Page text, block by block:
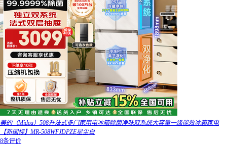
美的（Midea）508升法式多门家用电冰箱除菌净味双系统大容量一级能效冰箱家电
【新国标】MR-508WFJDPZE星尘白
8条评价